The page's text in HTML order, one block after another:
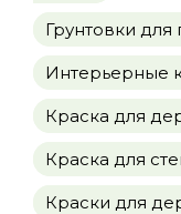
Грунтовки для
Интерьерные
Краска для
Краска для
Краски для